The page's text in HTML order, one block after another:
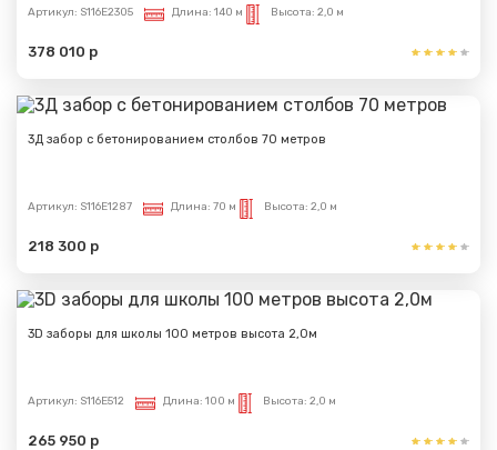
Артикул: S116E2305 Длина: 140 м Высота: 2,0 м
378 010 р
3Д забор с бетонированием столбов 70 метров
Артикул: S116E1287 Длина: 70 м Высота: 2,0 м
218 300 р
3D заборы для школы 100 метров высота 2,0м
Артикул: S116E512 Длина: 100 м Высота: 2,0 м
265 950 р
Сообщение успешно
отправлено
Вами.